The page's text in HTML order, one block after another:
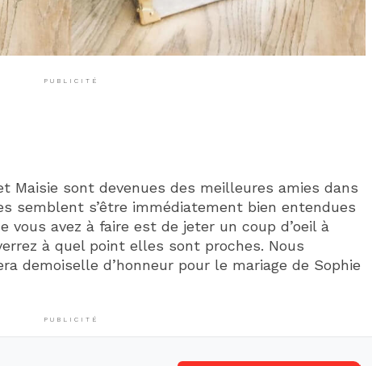
PUBLICITÉ
Maisie sont devenues des meilleures amies dans
semblent s’être immédiatement bien entendues
vous avez à faire est de jeter un coup d’oeil à
à quel point elles sont proches. Nous
demoiselle d’honneur pour le mariage de Sophie
PUBLICITÉ